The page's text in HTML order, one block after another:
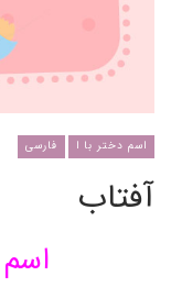
اسم دختر با ا فارسی
آفتاب